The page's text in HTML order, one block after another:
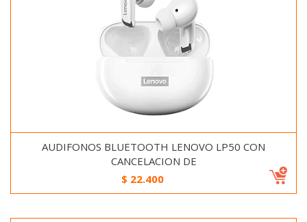
AUDIFONOS BLUETOOTH LENOVO LP50 CON
CANCELACION DE
$ 22.400